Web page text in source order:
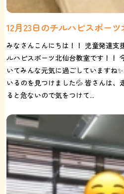
12月23日のチルハピスポー
みなさんこんにちは！！ 児童発達支
ルハピスポーツ北仙台教室です！！
いてみんな元気に過ごしていますね
いるのを見つけました💦 皆さんは、
ると危ないので気をつけて...